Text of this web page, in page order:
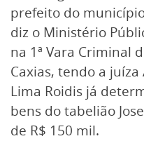
prefeito do
diz o Ministério
na 1ª Vara Criminal
Caxias, tendo a
Lima Roidis já
bens do tabelião
de R$ 150 mil.